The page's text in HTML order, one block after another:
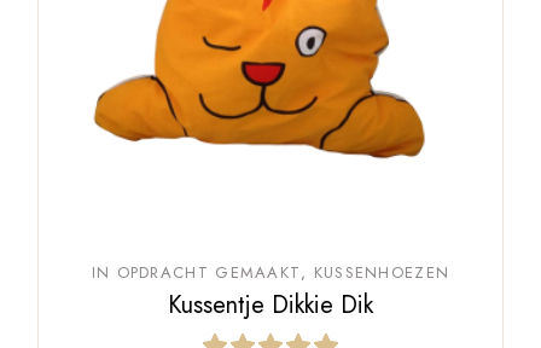
IN OPDRACHT GEMAAKT KUSSENHOEZEN
Kussentje Dikkie Dik